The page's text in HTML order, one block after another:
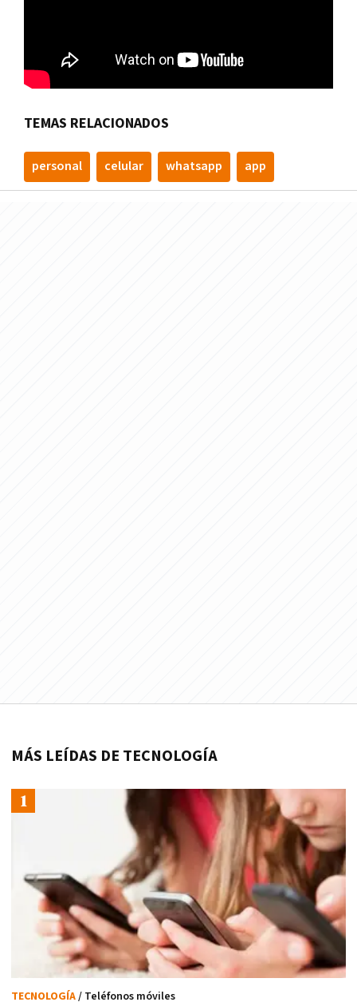
TEMAS RELACIONADOS
personal celular whatsapp app
MÁS LEÍDAS DE TECNOLOGÍA
TECNOLOGÍA/ Teléfonos móviles